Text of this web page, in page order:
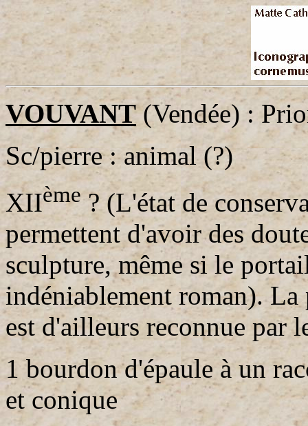
VOUVANT(Vendée) :
Sc/pierre : animal (?)
XIIème? (L'état de
permettent d'avoir des
sculpture, même si le
indéniablement roman). La
est d'ailleurs reconnue par
1 bourdon d'épaule à un
et conique